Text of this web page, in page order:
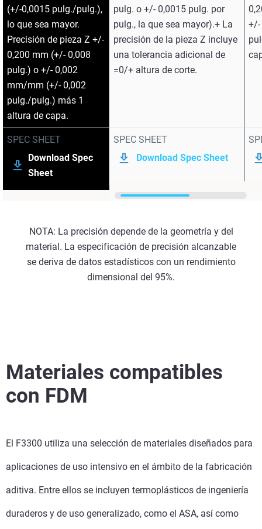
(+/-0,0015 pulg./pulg.),
lo que sea mayor.
Precisión de pieza Z +/-
0,200 mm (+/- 0,008
pulg.) o +/- 0,002
mm/mm (+/- 0,002
pulg./pulg.) más 1
altura de capa.
SPEC SHEET
Download Spec
Sheet
pulg. o +/- 0,0015 pulg. por
pulg., la que sea mayor).+ La
precisión de la pieza Z incluye
una tolerancia adicional de
=0/+ altura de corte.
SPEC SHEET
Download Spec Sheet
+/-
NOTA: La precisión depende de la geometría y del
material. La especificación de precisión alcanzable
se deriva de datos estadísticos con un rendimiento
dimensional del 95%.
Materiales compatibles
con FDM
El F3300 utiliza una selección de materiales diseñados para
aplicaciones de uso intensivo en el ámbito de la fabricación
aditiva. Entre ellos se incluyen termoplásticos de ingeniería
duraderos y de uso generalizado, como el ASA, así como